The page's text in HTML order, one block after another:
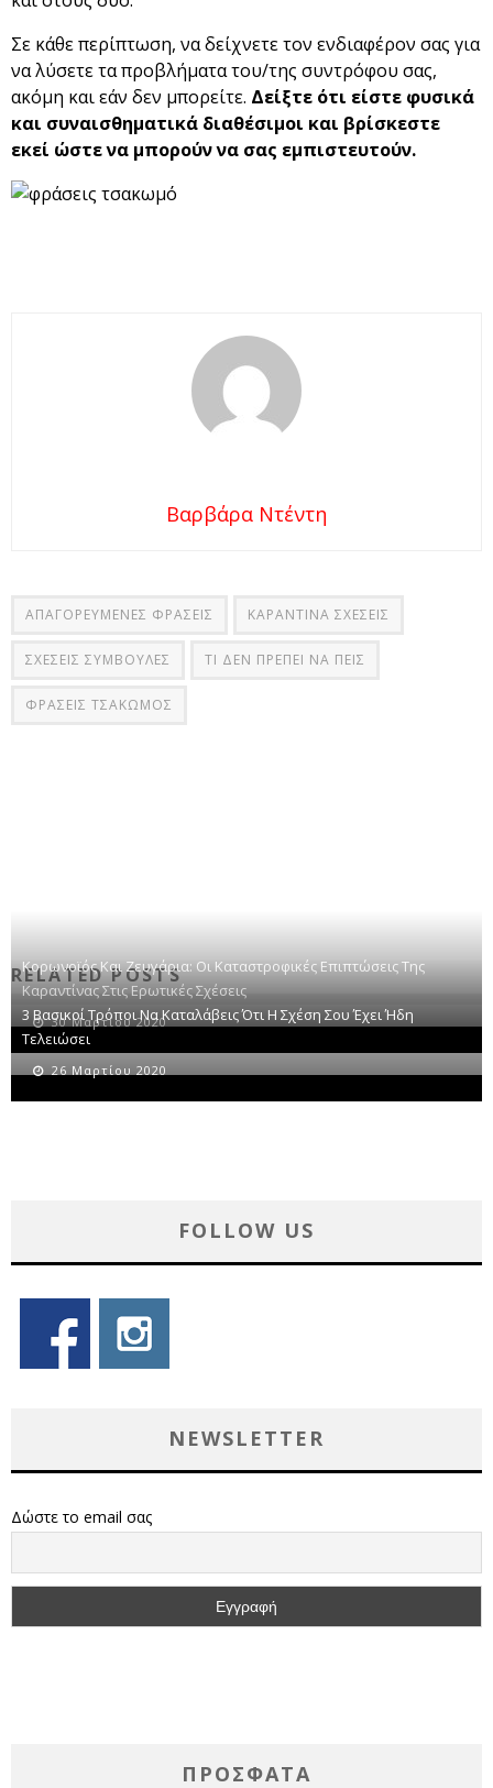
Σε κάθε περίπτωση, να δείχνετε τον ενδιαφέρον σας για
να λύσετε τα προβλήματα του/της συντρόφου σας,
ακόμη και εάν δεν μπορείτε. Δείξτε ότι είστε φυσικά
και συναισθηματικά διαθέσιμοι και βρίσκεστε
εκεί ώστε να μπορούν να σας εμπιστευτούν.
Βαρβάρα Ντέντη
ΑΠΑΓΟΡΕΥΜΕΝΕΣ ΦΡΑΣΕΙΣ ΚΑΡΑΝΤΙΝΑ ΣΧΕΣΕΙΣ
ΣΧΕΣΕΙΣ ΣΥΜΒΟΥΛΕΣ ΤΙ ΔΕΝ ΠΡΕΠΕΙ ΝΑ ΠΕΙΣ
ΦΡΑΣΕΙΣ ΤΣΑΚΩΜΟΣ
RELATED POSTS
Κορωνοϊός Και Ζευγάρια: Οι Καταστροφικές Επιπτώσεις Της
Καραντίνας Στις Ερωτικές Σχέσεις
30 Μαρτίου 2020
3 Βασικοί Τρόποι Να Καταλάβεις Ότι Η Σχέση Σου Έχει Ήδη
Τελειώσει
26 Μαρτίου 2020
FOLLOW US
NEWSLETTER
Δώστε το email σας
ΠΡΌΣΦΑΤΑ